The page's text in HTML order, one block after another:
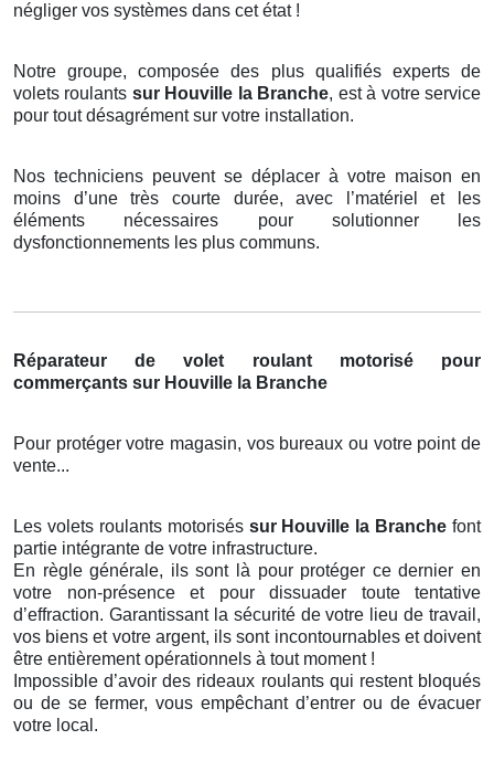
négliger vos systèmes dans cet état !
Notre groupe, composée des plus qualifiés experts de
volets roulants sur Houville la Branche, est à votre service
pour tout désagrément sur votre installation.
Nos techniciens peuvent se déplacer à votre maison en
moins d’une très courte durée, avec l’matériel et les
éléments nécessaires pour solutionner les
dysfonctionnements les plus communs.
Réparateur de volet roulant motorisé pour
commerçants sur Houville la Branche
Pour protéger votre magasin, vos bureaux ou votre point de
vente...
Les volets roulants motorisés sur Houville la Branche font
partie intégrante de votre infrastructure.
En règle générale, ils sont là pour protéger ce dernier en
votre non-présence et pour dissuader toute tentative
d’effraction. Garantissant la sécurité de votre lieu de travail,
vos biens et votre argent, ils sont incontournables et doivent
être entièrement opérationnels à tout moment !
Impossible d’avoir des rideaux roulants qui restent bloqués
ou de se fermer, vous empêchant d’entrer ou de évacuer
votre local.